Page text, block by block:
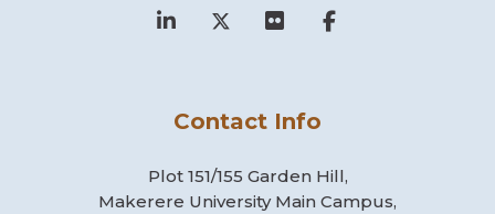
Contact Info
Plot 151/155 Garden Hill,
Makerere University Main Campus,